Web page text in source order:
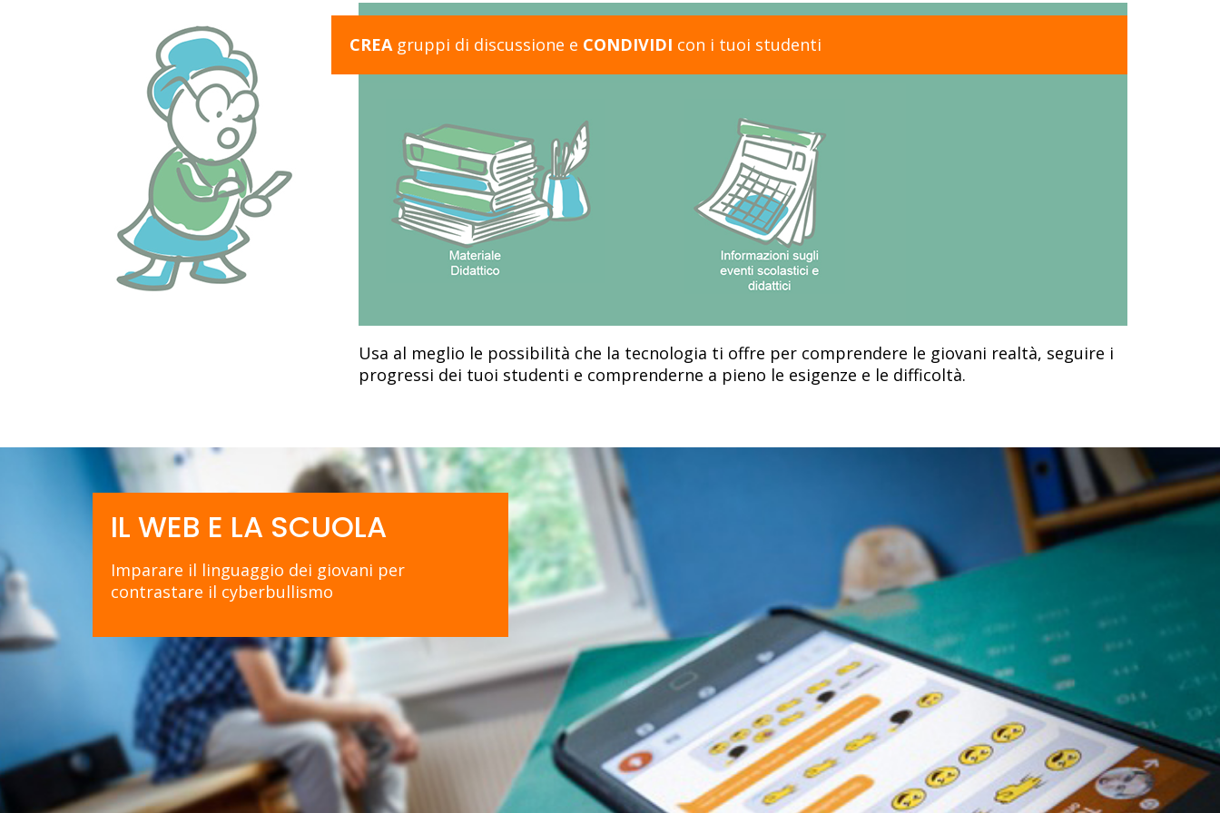
CREAgruppi di discussione e CONDIVIDI con i tuoi studenti
Usa al meglio le possibilità che la tecnologia ti offre per comprendere le giovani realtà, seguire i
progressi dei tuoi studenti e comprenderne a pieno le esigenze e le difficoltà.
IL WEB E LA SCUOLA
Imparare il linguaggio dei giovani per
contrastare il cyberbullismo